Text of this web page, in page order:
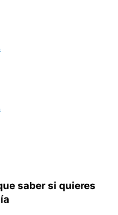
saber si quieres